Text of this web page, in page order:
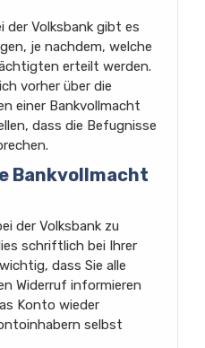
der Volksbank gibt es
je nachdem, welche
erteilt werden.
vorher über die
einer Bankvollmacht
dass die Befugnisse
Bankvollmacht
der Volksbank zu
schriftlich bei Ihrer
dass Sie alle
Widerruf informieren
Konto wieder
selbst